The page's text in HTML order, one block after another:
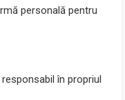
personală pentru
în propriul